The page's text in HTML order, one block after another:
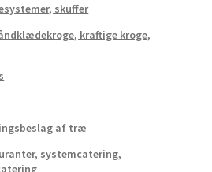
skuffer
kraftige kroge,
af træ
systemcatering,